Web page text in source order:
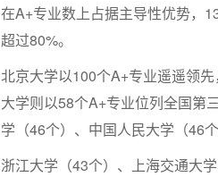
在A+专业数上占据主导性优势，
超过80%。
北京大学以100个A+专业遥遥领
大学则以58个A+专业位列全国第
学（46个）、中国人民大学（46
浙江大学（43个）、上海交通大